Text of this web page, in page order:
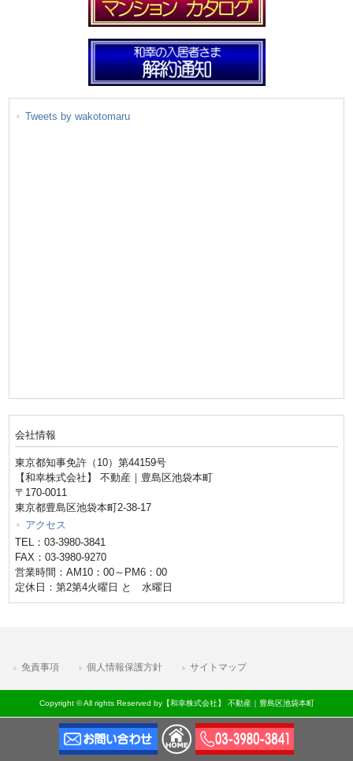
Tweets by wakotomaru
会社情報
東京都知事免許（10）第44159号
【和幸株式会社】 不動産｜豊島区池袋本町
〒170-0011
東京都豊島区池袋本町2-38-17
アクセス
TEL：03-3980-3841
FAX：03-3980-9270
営業時間：AM10：00～PM6：00
定休日：第2第4火曜日 と 水曜日
免責事項 個人情報保護方針 サイトマップ
Copyright © All rights Reserved by【和幸株式会社】 不動産｜豊島区池袋本町